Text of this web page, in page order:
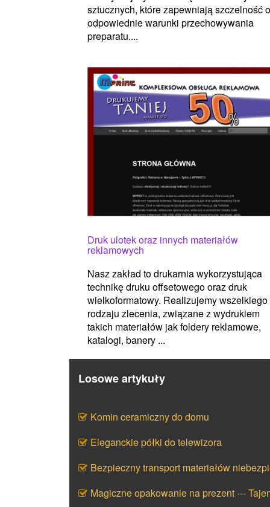
sztucznych, które zapewniają szczelność
odpowiednie warunki przechowywania
preparatu....
Druk ulotek oraz innych materiałów
reklamowych
Nasz zakład to drukarnia wykorzystująca
technikę druku offsetowego oraz druk
wielkoformatowy. Realizujemy wszelkiego
rodzaju zlecenia, związane z wydrukiem
takich materiałów jak foldery reklamowe,
katalogi, banery ...
Losowe artykuły
Komin ceramiczny do domu
Eleganckie półki do telewizora
Bezpieczny transport materiałów
Magiczne opakowanie na prezent ---